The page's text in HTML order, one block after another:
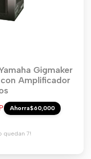
Gigmaker
con Amplificador
Ahorra$60,000
quedan 7!